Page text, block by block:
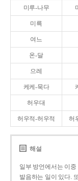
미루-나무
미륵
여느
온-달
으레
케케-묵다
허우대
허우적-허우적 허
해설
일부 방언에서는 이중
발음하는 일이 있다.